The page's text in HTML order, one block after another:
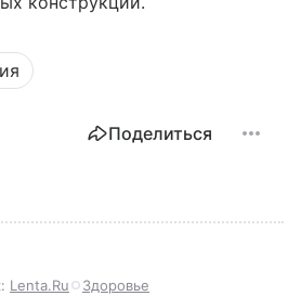
Поделиться
Lenta.Ru Здоровье